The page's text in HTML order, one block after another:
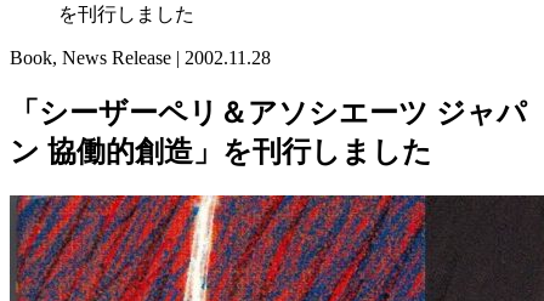
を刊行しました
Book, News Release | 2002.11.28
「シーザーペリ＆アソシエーツ ジャパ
ン 協働的創造」を刊行しました